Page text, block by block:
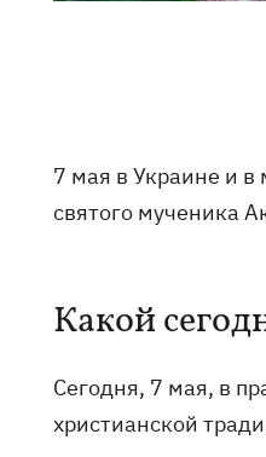
7 мая в Украине и в
святого мученика
Какой
Сегодня, 7 мая, в
христианской